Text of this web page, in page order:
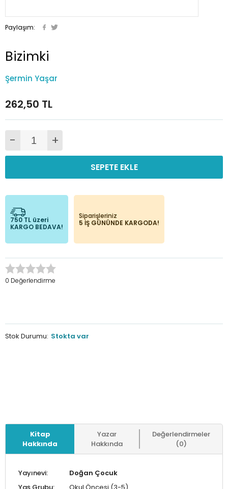
Paylaşım:
Bizimki
Şermin Yaşar
262,50 TL
- +
SEPETE EKLE
750 TL üzeri
KARGO BEDAVA!
Siparişleriniz
5 İŞ GÜNÜNDE KARGODA!
0 Değerlendirme
Stok Durumu: Stokta var
Kitap
Hakkında
Yazar
Hakkında
Değerlendirmeler
(0)
Yayınevi:
Doğan Çocuk